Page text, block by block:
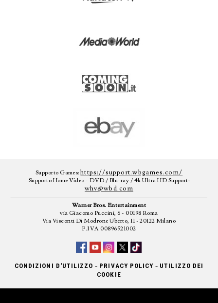
Supporto Games:https://support.wbgames.com/
Supporto Home Video - DVD / Blu-ray / 4k Ultra HD Support:
whv@wbd.com
Warner Bros. Entertainment
via Giacomo Puccini, 6 - 00198 Roma
Via Visconti Di Modrone Uberto, 11 - 20122 Milano
P.IVA 00896521002
CONDIZIONI D'UTILIZZO - PRIVACY POLICY - UTILIZZO DEI
COOKIE